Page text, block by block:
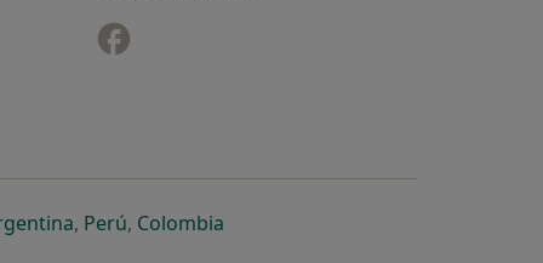
karcie
w nowej karcie
się w nowej karcie
otwiera się w nowej karcie
, Perúotwiera się w nowej karcie
, Colombiaotwiera się w nowej karcie